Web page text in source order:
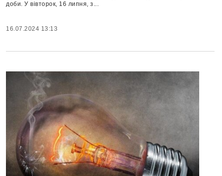
доби. У вівторок, 16 липня, з...
16.07.2024 13:13